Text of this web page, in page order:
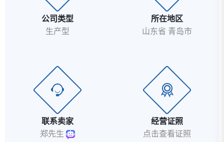
公司类型
生产型
所在地区
山东省 青岛市
联系卖家
郑先生
经营证照
点击查看证照